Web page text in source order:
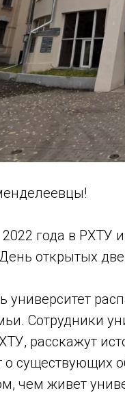
2022 года в
открытых
университет
Сотрудники
расскажут
о существующих
чем живет